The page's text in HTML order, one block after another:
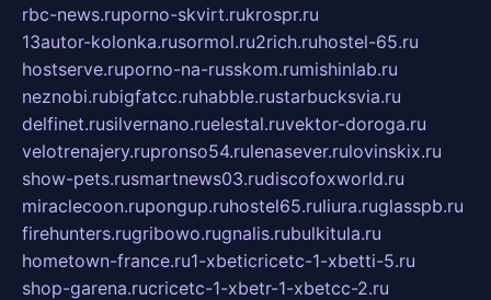
rbc-news.ruporno-skvirt.rukrospr.ru
13autor-kolonka.rusormol.ru2rich.ruhostel-65.ru
hostserve.ruporno-na-russkom.rumishinlab.ru
neznobi.rubigfatcc.ruhabble.rustarbucksvia.ru
delfinet.rusilvernano.ruelestal.ruvektor-doroga.ru
velotrenajery.rupronso54.rulenasever.rulovinskix.ru
show-pets.rusmartnews03.rudiscofoxworld.ru
miraclecoon.rupongup.ruhostel65.ruliura.ruglasspb.ru
firehunters.rugribowo.rugnalis.rubulkitula.ru
hometown-france.ru1-xbeticricetc-1-xbetti-5.ru
shop-garena.rucricetc-1-xbetr-1-xbetcc-2.ru